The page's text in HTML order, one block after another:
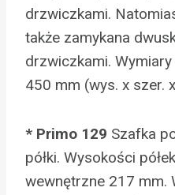
drzwiczkami.
także zamykana
drzwiczkami.
450 mm (wys. x szer. x
* Primo 129 Szafka
półki. Wysokości
wewnętrzne 217 mm.